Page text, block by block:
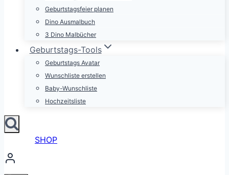
Geburtstagsfeier planen
Dino Ausmalbuch
3 Dino Malbücher
Geburtstags-Tools
Geburtstags Avatar
Wunschliste erstellen
Baby-Wunschliste
Hochzeitsliste
SHOP